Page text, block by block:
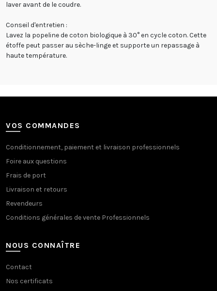
laver avant de le coudre.
Conseil d'entretien :
Lavez la popeline de coton biologique à 30° en cycle coton. Cette
étoffe peut passer au sèche-linge et supporte un repassage à
haute température.
VOS COMMANDES
Conditionnement, paiement et livraison professionnels
Foire aux questions
Frais de port
Livraison et retours
Revendeurs
Conditions générales de vente Professionnels
NOUS CONNAÎTRE
Contact
Nos certificats